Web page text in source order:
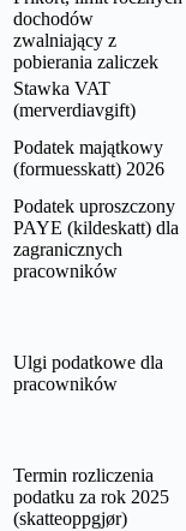
dochodów
zwalniający z
pobierania zaliczek
Stawka VAT
(merverdiavgift)
Podatek majątkowy
(formuesskatt) 2026
Podatek uproszczony
PAYE (kildeskatt) dla
zagranicznych
pracowników
Ulgi podatkowe dla
pracowników
Termin rozliczenia
podatku za rok 2025
(skatteoppgjør)